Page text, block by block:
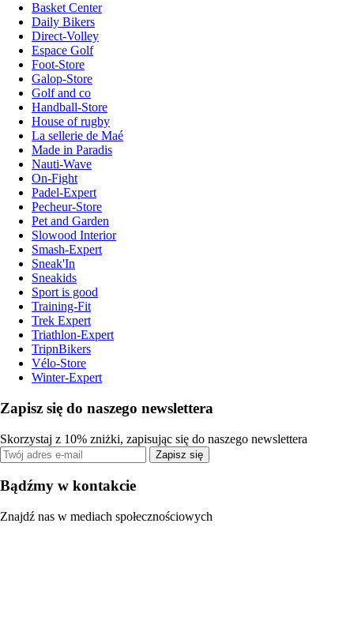
Basket Center
Daily Bikers
Direct-Volley
Espace Golf
Foot-Store
Galop-Store
Golf and co
Handball-Store
House of rugby
La sellerie de Maé
Made in Paradis
Nauti-Wave
On-Fight
Padel-Expert
Pecheur-Store
Pet and Garden
Slowood Interior
Smash-Expert
Sneak'In
Sneakids
Sport is good
Training-Fit
Trek Expert
Triathlon-Expert
TripnBikers
Vélo-Store
Winter-Expert
Zapisz się do naszego newslettera
Skorzystaj z 10% zniżki, zapisując się do naszego newslettera
Zapisz się
Bądźmy w kontakcie
Znajdź nas w mediach społecznościowych